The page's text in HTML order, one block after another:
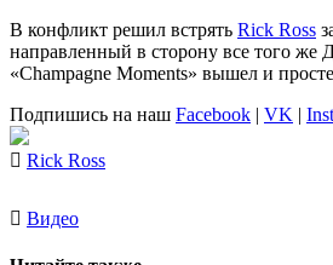
В конфликт решил встрять Rick Ross
направленный в сторону все того же
«Champagne Moments» вышел и
Подпишись на наш Facebook | VK |
Rick Ross
Видео